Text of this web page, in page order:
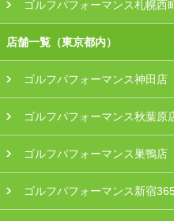
ゴルフパフォーマンス札幌西
店舗一覧（東京都内）
ゴルフパフォーマンス神田店
ゴルフパフォーマンス秋葉原
ゴルフパフォーマンス巣鴨店
ゴルフパフォーマンス新宿